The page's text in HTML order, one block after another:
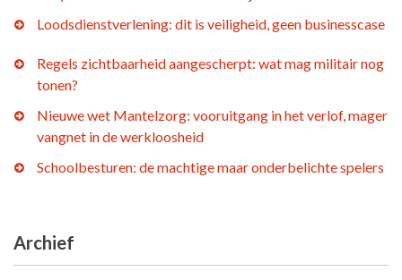
Loodsdienstverlening: dit is veiligheid, geen businesscase
Regels zichtbaarheid aangescherpt: wat mag militair nog
tonen?
Nieuwe wet Mantelzorg: vooruitgang in het verlof, mager
vangnet in de werkloosheid
Schoolbesturen: de machtige maar onderbelichte spelers
Archief